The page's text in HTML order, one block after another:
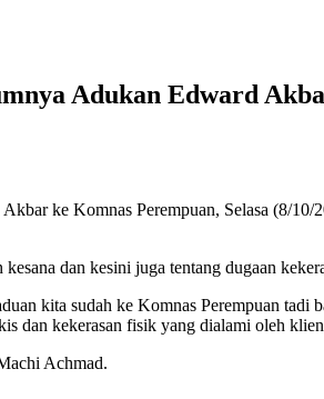
Adukan Edward
ke Komnas Perempuan, Selasa (8/
dan kesini juga tentang dugaan
kita sudah ke Komnas Perempuan tadi
dan kekerasan fisik yang dialami oleh
Achmad.